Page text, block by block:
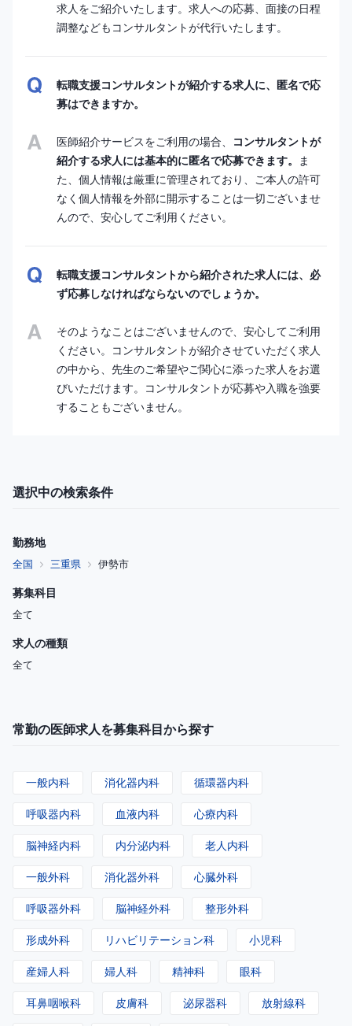
求人をご紹介いたします。求人への応募、面接の日程
調整などもコンサルタントが代行いたします。
転職支援コンサルタントが紹介する求人に、匿名で応
募はできますか。
医師紹介サービスをご利用の場合、
コンサルタントが
紹介する求人には基本的に匿名で応募できます。 ま
た、個人情報は厳重に管理されており、ご本人の許可
なく個人情報を外部に開示することは一切ございませ
んので、安心してご利用ください。
転職支援コンサルタントから紹介された求人には、必
ず応募しなければならないのでしょうか。
そのようなことはございませんので、安心してご利用
ください。コンサルタントが紹介させていただく求人
の中から、先生のご希望やご関心に添った求人をお選
びいただけます。コンサルタントが応募や入職を強要
することもございません。
選択中の検索条件
勤務地
全国 三重県 伊勢市
募集科目
全て
求人の種類
全て
常勤の医師求人を募集科目から探す
一般内科 消化器内科 循環器内科
呼吸器内科 血液内科 心療内科
脳神経内科 内分泌内科 老人内科
一般外科 消化器外科 心臓外科
呼吸器外科 脳神経外科 整形外科
形成外科 リハビリテーション科 小児科
産婦人科 婦人科 精神科 眼科
耳鼻咽喉科 皮膚科 泌尿器科 放射線科